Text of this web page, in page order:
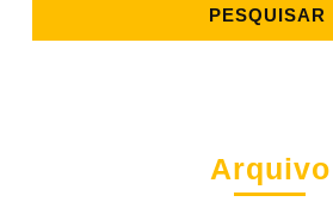
Arquivo